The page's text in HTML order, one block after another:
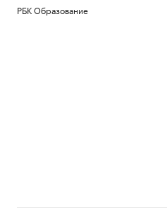
РБК Образование